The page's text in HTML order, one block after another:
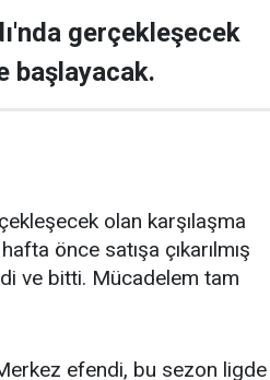
gerçekleşecek
başlayacak.
olan karşılaşma
önce satışa çıkarılmış
ve bitti. Mücadelem tam
efendi, bu sezon ligde